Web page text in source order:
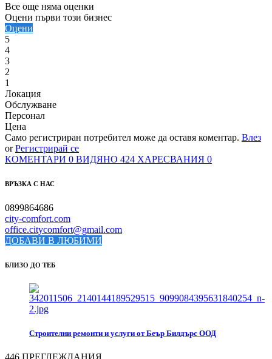
Все още няма оценки
Оцени първи този бизнес
Оцени
5
4
3
2
1
Локация
Обслужване
Персонал
Цена
Само регистриран потребител може да оставя коментар. Влез
orРегистрирай се
КОМЕНТАРИ 0 ВИДЯНО 424 ХАРЕСВАНИЯ 0
ВРЪЗКА С НАС
0899864686
city-comfort.com
office.citycomfort@gmail.com
ДОБАВИ В ЛЮБИМИ
БЛИЗО ДО ТЕБ
Строителни ремонти и услуги от Беър Билдърс ООД
446 ПРЕГЛЕЖДАНИЯ